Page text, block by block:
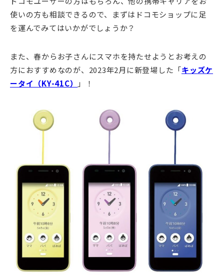
使いの方も相談できるので、まずはドコモショップに足
を運んでみてはいかがでしょうか？
また、春からお子さんにスマホを持たせようとお考えの
方におすすめなのが、2023年2月に新登場した「キッズケ
ータイ（KY-41C）
」！